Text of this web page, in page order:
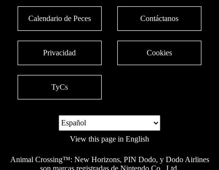
Calendario de Peces Contáctanos
Privacidad Cookies
TyCs
View this page in English
Animal Crossing™: New Horizons, PIN Dodo, y Dodo Airlines
son marcas registradas de Nintendo Co., Ltd.